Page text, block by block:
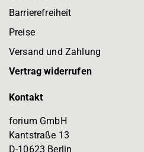
Barrierefreiheit
Preise
Versand und Zahlung
Vertrag widerrufen
Kontakt
forium GmbH
Kantstraße 13
D-10623 Berlin